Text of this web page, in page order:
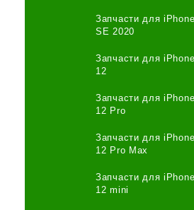
Запчасти для iPhone
SE 2020
Запчасти для iPhone
12
Запчасти для iPhone
12 Pro
Запчасти для iPhone
12 Pro Max
Запчасти для iPhone
12 mini